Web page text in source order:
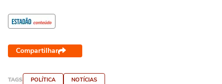
Compartilhar
TAGS POLÍTICA NOTÍCIAS